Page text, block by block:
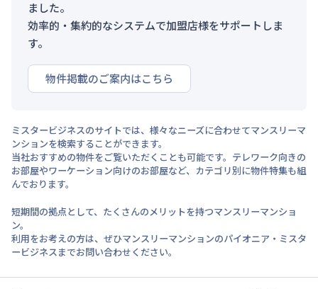
ました。
効率的・集約的なシステムで加盟店様をサポートしま
す。
物件掲載のご案内はこちら
ミスタービジネスのサイトでは、様々なニーズに合わせてマンスリーマ
ンションを検索することができます。
当社おすすめの物件をご覧いただくことも可能です。テレワーク向きの
お部屋やワーケーション向けのお部屋など、カテゴリ別に物件特集も組
んでおります。
短期間の拠点として、たくさんのメリットを持つマンスリーマンショ
ン。
利用をお考えの方は、ぜひマンスリーマンションのパイオニア・ミスタ
ービジネスまでお問い合わせください。